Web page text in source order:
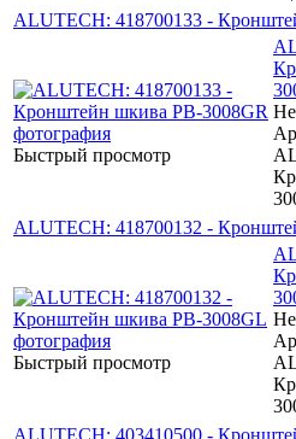
ALUTECH: 418700133 -
Быстрый просмотр
ALUTECH: 418700132 -
Быстрый просмотр
ALUTECH: 403410500 -